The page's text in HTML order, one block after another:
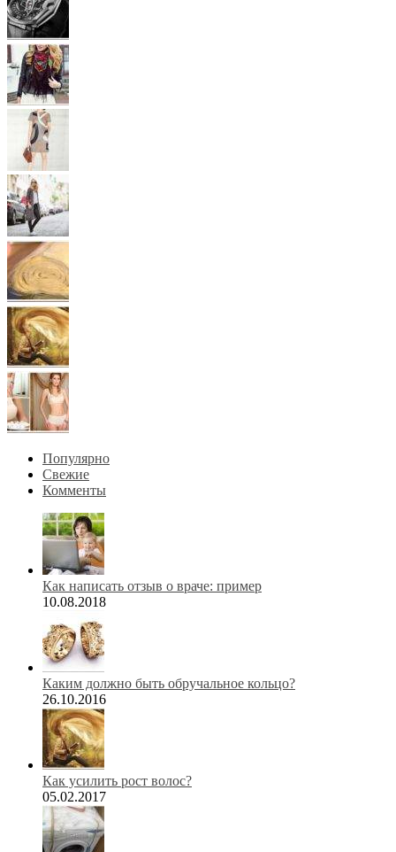
Популярно
Свежие
Комменты
Как написать отзыв о враче: пример
10.08.2018
Каким должно быть обручальное кольцо?
26.10.2016
Как усилить рост волос?
05.02.2017